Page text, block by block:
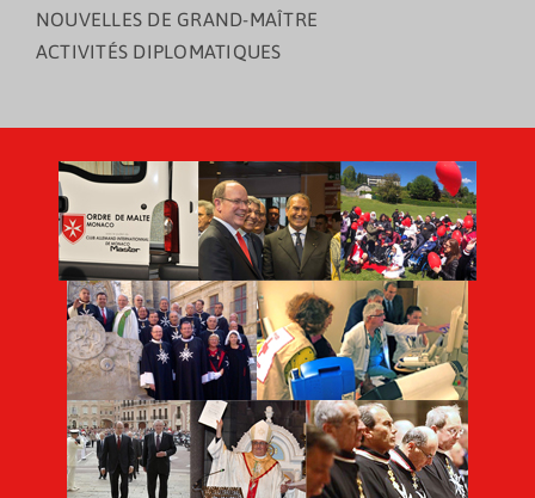
NOUVELLES DE GRAND-MAÎTRE
ACTIVITÉS DIPLOMATIQUES